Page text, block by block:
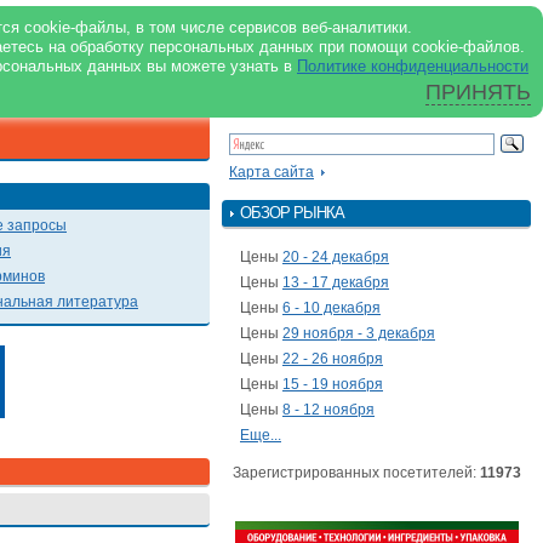
cookie-файлы, в том числе сервисов веб-аналитики.
на обработку персональных данных при помощи cookie-файлов.
данных вы можете узнать в Политике конфиденциальности
ПРИНЯТЬ
support@milkbranch.ru
О портале
Реклама в журнале
Реклама на портале
Архив номеров
запросы
литература
Карта сайта
ОБЗОР РЫНКА
Цены 20 - 24 декабря
Цены 13 - 17 декабря
Цены 6 - 10 декабря
Цены 29 ноября - 3 декабря
Цены 22 - 26 ноября
Цены 15 - 19 ноября
Цены 8 - 12 ноября
Еще...
Зарегистрированных посетителей: 11973